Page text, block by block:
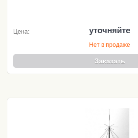
Цена: уточняйте
Нет в продаже
Заказать